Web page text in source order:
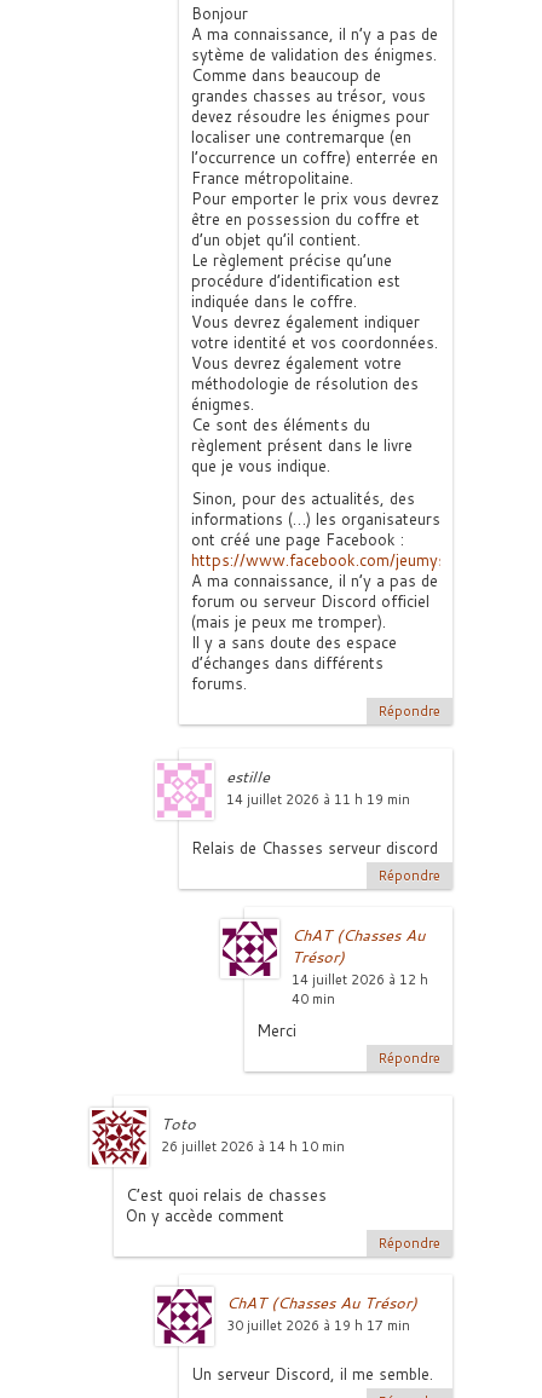
Bonjour
A ma connaissance, il n’y a pas de
sytème de validation des énigmes.
Comme dans beaucoup de
grandes chasses au trésor, vous
devez résoudre les énigmes pour
localiser une contremarque (en
l’occurrence un coffre) enterrée en
France métropolitaine.
Pour emporter le prix vous devrez
être en possession du coffre et
d’un objet qu’il contient.
Le règlement précise qu’une
procédure d’identification est
indiquée dans le coffre.
Vous devrez également indiquer
votre identité et vos coordonnées.
Vous devrez également votre
méthodologie de résolution des
énigmes.
Ce sont des éléments du
règlement présent dans le livre
que je vous indique.
Sinon, pour des actualités, des
informations (…) les organisateurs
ont créé une page Facebook :
https://www.facebook.com/jeumysteriosa
A ma connaissance, il n’y a pas de
forum ou serveur Discord officiel
(mais je peux me tromper).
Il y a sans doute des espace
d’échanges dans différents
forums.
Répondre
estille
14 juillet 2026 à 11 h 19 min
Relais de Chasses serveur discord
Répondre
ChAT (Chasses Au
Trésor)
14 juillet 2026 à 12 h
40 min
Merci
Répondre
Toto
26 juillet 2026 à 14 h 10 min
C’est quoi relais de chasses
On y accède comment
Répondre
ChAT (Chasses Au Trésor)
30 juillet 2026 à 19 h 17 min
Un serveur Discord, il me semble.